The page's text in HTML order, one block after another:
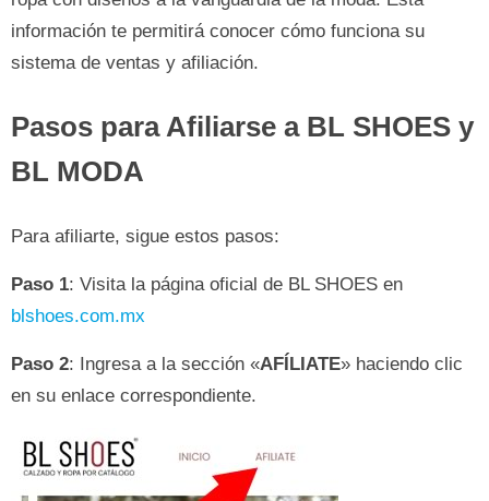
información te permitirá conocer cómo funciona su
sistema de ventas y afiliación.
Pasos para Afiliarse a BL SHOES y
BL MODA
Para afiliarte, sigue estos pasos:
Paso 1: Visita la página oficial de BL SHOES en
blshoes.com.mx
Paso 2: Ingresa a la sección «AFÍLIATE» haciendo clic
en su enlace correspondiente.